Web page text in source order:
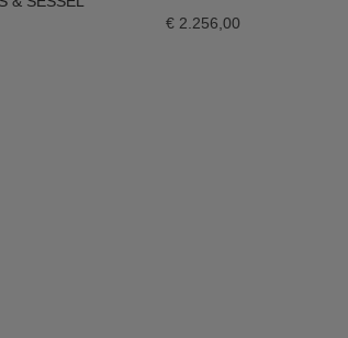
€ 2.256,00